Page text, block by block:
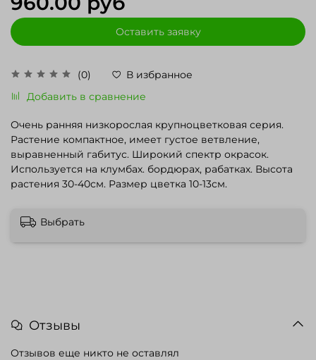
(0)
В избранное
Добавить в сравнение
Оставить заявку
Очень ранняя низкорослая крупноцветковая серия.
Растение компактное, имеет густое ветвление,
выравненный габитус. Широкий спектр окрасок.
Используется на клумбах. бордюрах, рабатках. Высота
растения 30-40см. Размер цветка 10-13см.
Выбрать
Отзывы
Отзывов еще никто не оставлял